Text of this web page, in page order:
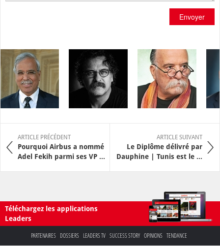
Envoyer
ARTICLE PRÉCÉDENT
Pourquoi Airbus a nommé
Adel Fekih parmi ses VP ...
ARTICLE SUIVANT
Le Diplôme délivré par
Dauphine | Tunis est le ...
Téléchargez les applications
Leaders
PARTENAIRES DOSSIERS LEADERS TV SUCCESS STORY OPINIONS TENDANCE